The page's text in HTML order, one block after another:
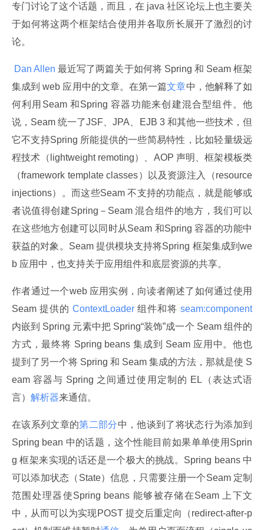
专门讨论了这个话题，而且，在 java 社区论坛上也主要关
于如何将这两个框架结合使用并各取所长展开了激烈的讨
论。
Dan Allen 最近写了两篇关于如何将 Spring 和 Seam 框架
集成到 web 应用中的文章。在第一篇文章中，他解释了如
何利用Seam 和Spring 容器功能来创建混合型组件。他
说，Seam 统一了JSF、JPA、EJB 3 和其他一些技术，但
它不支持Spring 所能提供的一些简易特性，比如轻量级远
程技术（lightweight remoting）、AOP 声明、框架模板类
（framework template classes）以及资源注入（resource
injections）。而这些Seam 不支持的功能点，就是能够或
者说值得创建Spring－Seam 混合组件的地方，我们可以
在这些地方创建可以同时从Seam 和Spring 容器的功能中
获益的对象。Seam 提供模块支持将Spring 框架集成到we
b 应用中，也支持关于应用组件和底层资源的共享。
作者通过一个web 应用实例，向读者阐述了如何通过使用
Seam 提供的 ContextLoader 组件和将
seam:component
内嵌到 Spring 元素中把 Spring“装饰”成一个 Seam 组件的
方式，最终将 Spring beans 集成到 Seam 应用中。他也
提到了另一个将 Spring 和 Seam 集成的方法，那就是使 S
eam 容器与 Spring 之间通过使用定制的 EL（表达式语
言） 解析器来通信。
在该系列文章的第二部分中，他谈到了将状态行为添加到
Spring bean 中的话题，这个性能目前如果单单使用Sprin
g 框架来实现的话还是一个极大的挑战。Spring beans 中
可以添加状态（State）信息，只需要注册一个Seam 定制
范围处理器使Spring beans 能够被存储在Seam 上下文
中，从而可以为实现POST 提交后重定向（redirect-after-p